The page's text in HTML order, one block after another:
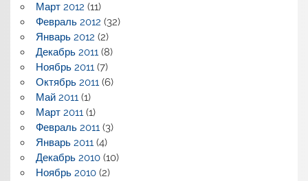
Март 2012 (11)
Февраль 2012 (32)
Январь 2012 (2)
Декабрь 2011(8)
Ноябрь 2011(7)
Октябрь 2011(6)
Май 2011(1)
Март 2011(1)
Февраль 2011(3)
Январь 2011(4)
Декабрь 2010(10)
Ноябрь 2010(2)